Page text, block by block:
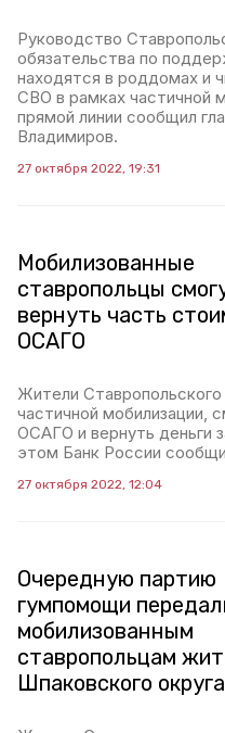
Руководство
обязательства по
находятся в роддомах и
СВО в рамках частичной
прямой линии сообщил
Владимиров.
27 октября 2022, 19:31
Мобилизованные
ставропольцы
вернуть часть
ОСАГО
Жители Ставропольского
частичной мобилизации,
ОСАГО и вернуть деньги
этом Банк России
27 октября 2022, 12:04
Очередную партию
гумпомощи
мобилизованным
ставропольцам
Шпаковского округа